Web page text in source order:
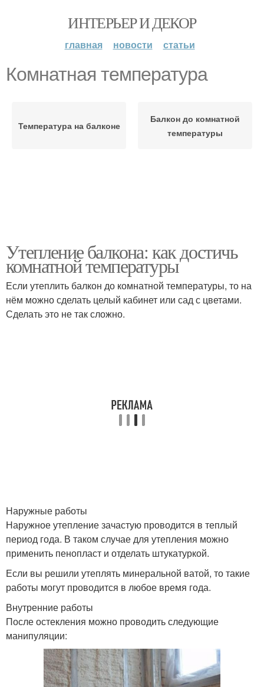
ИНТЕРЬЕР И ДЕКОР
главная новости статьи
Комнатная температура
Температура на балконе
Балкон до комнатной
температуры
Утепление балкона: как достичь
комнатной температуры
Если утеплить балкон до комнатной температуры, то на
нём можно сделать целый кабинет или сад с цветами.
Сделать это не так сложно.
Наружные работы
Наружное утепление зачастую проводится в теплый
период года. В таком случае для утепления можно
применить пенопласт и отделать штукатуркой.
Если вы решили утеплять минеральной ватой, то такие
работы могут проводится в любое время года.
Внутренние работы
После остекления можно проводить следующие
манипуляции: